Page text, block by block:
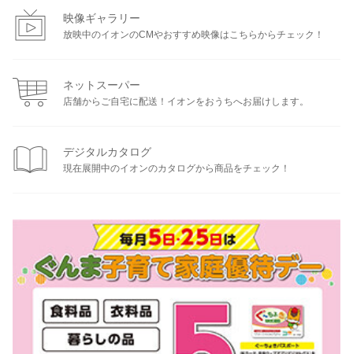
映像ギャラリー
放映中のイオンのCMやおすすめ映像はこちらからチェック！
ネットスーパー
店舗からご自宅に配送！イオンをおうちへお届けします。
デジタルカタログ
現在展開中のイオンのカタログから商品をチェック！